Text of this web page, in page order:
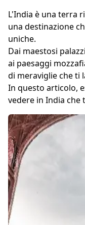
L'India è una terra
una destinazione
uniche.
Dai maestosi
ai paesaggi
di meraviglie che ti
In questo articolo,
vedere in India